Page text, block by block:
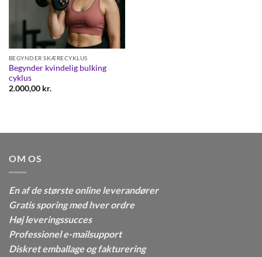
BEGYNDER SKÆRECYKLUS
Begynder kvindelig bulking
cyklus
2.000,00 kr.
OM OS
En af de største online leverandører
Gratis sporing med hver ordre
Høj leveringssucces
Professionel e-mailsupport
Diskret emballage og fakturering